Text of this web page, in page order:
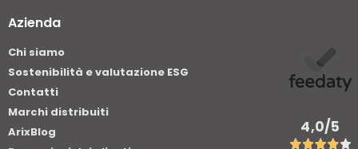
Azienda
Chi siamo
Sostenibilità e valutazione ESG
Contatti
Marchi distribuiti
ArixBlog
4,0/5